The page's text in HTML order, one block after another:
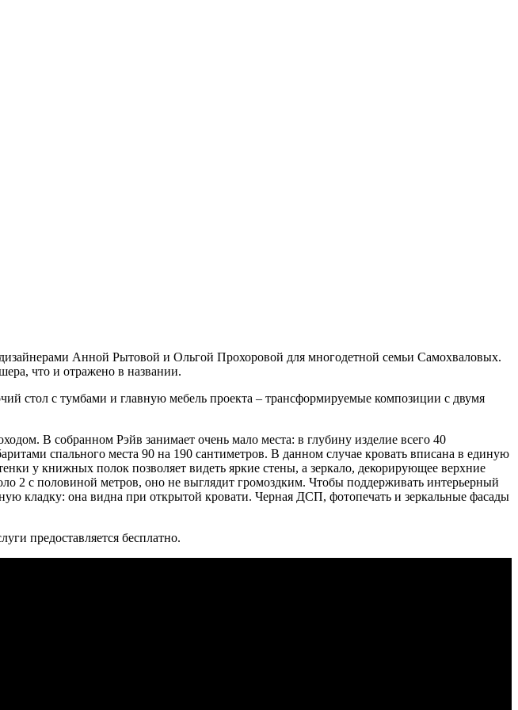
Анной Рытовой и Ольгой Прохоровой для многодетной семьи Самохваловых.
что и отражено в названии.
стол с тумбами и главную мебель проекта – трансформируемые композиции с двумя
В собранном Рэйв занимает очень мало места: в глубину изделие всего 40
спального места 90 на 190 сантиметров. В данном случае кровать вписана в единую
у книжных полок позволяет видеть яркие стены, а зеркало, декорирующее верхние
2 с половиной метров, оно не выглядит громоздким. Чтобы поддерживать интерьерный
кладку: она видна при открытой кровати. Черная ДСП, фотопечать и зеркальные фасады
предоставляется бесплатно.